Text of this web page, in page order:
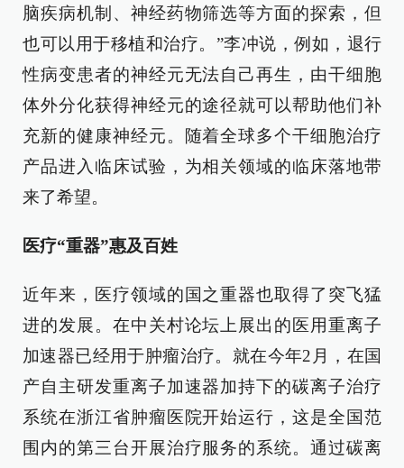
脑疾病机制、神经药物筛选等方面的探索，但
也可以用于移植和治疗。”李冲说，例如，退行
性病变患者的神经元无法自己再生，由干细胞
体外分化获得神经元的途径就可以帮助他们补
充新的健康神经元。随着全球多个干细胞治疗
产品进入临床试验，为相关领域的临床落地带
来了希望。
医疗“重器”惠及百姓
近年来，医疗领域的国之重器也取得了突飞猛
进的发展。在中关村论坛上展出的医用重离子
加速器已经用于肿瘤治疗。就在今年2月，在国
产自主研发重离子加速器加持下的碳离子治疗
系统在浙江省肿瘤医院开始运行，这是全国范
围内的第三台开展治疗服务的系统。通过碳离